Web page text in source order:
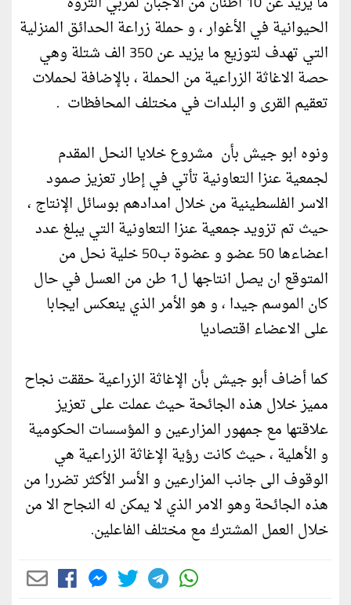
الحيوانية في الأغوار ، و حملة زراعة الحدائق المنزلية
التي تهدف لتوزيع ما يزيد عن 350 الف شتلة وهي
حصة الاغاثة الزراعية من الحملة ، بالإضافة لحملات
تعقيم القرى و البلدات في مختلف المحافظات .
ونوه ابو جيش بأن مشروع خلايا النحل المقدم
لجمعية عنزا التعاونية تأتي في إطار تعزيز صمود
الاسر الفلسطينية من خلال امدادهم بوسائل الإنتاج ،
حيث تم تزويد جمعية عنزا التعاونية التي يبلغ عدد
اعضاءها 50 عضو و عضوة ب50 خلية نحل من
المتوقع ان يصل انتاجها ل1 طن من العسل في حال
كان الموسم جيدا ، و هو الأمر الذي ينعكس ايجابا
على الاعضاء اقتصاديا
كما أضاف أبو جيش بأن الإغاثة الزراعية حققت نجاح
مميز خلال هذه الجائحة حيث عملت على تعزيز
علاقتها مع جمهور المزارعين و المؤسسات الحكومية
و الأهلية ، حيث كانت رؤية الإغاثة الزراعية هي
الوقوف الى جانب المزارعين و الأسر الأكثر تضررا من
هذه الجائحة وهو الامر الذي لا يمكن له النجاح الا من
خلال العمل المشترك مع مختلف الفاعلين.